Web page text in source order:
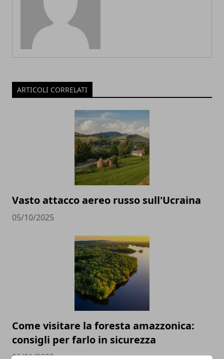
ARTICOLI CORRELATI
Vasto attacco aereo russo sull'Ucraina
05/10/2025
Come visitare la foresta amazzonica:
consigli per farlo in sicurezza